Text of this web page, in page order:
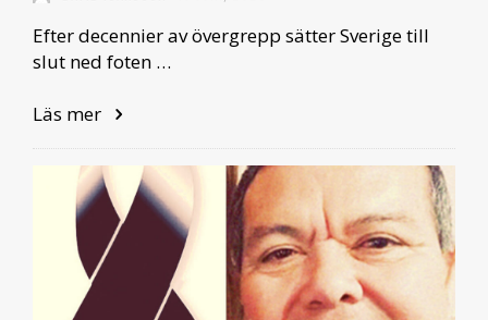
Efter decennier av övergrepp sätter Sverige till
slut ned foten …
Läs mer